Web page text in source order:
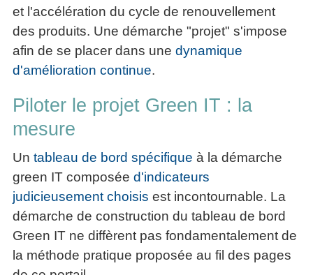
et l'accélération du cycle de renouvellement
des produits. Une démarche "projet" s'impose
afin de se placer dans une dynamique
d'amélioration continue.
Piloter le projet Green IT : la
mesure
Un tableau de bord spécifique à la démarche
green IT composée d'indicateurs
judicieusement choisis est incontournable. La
démarche de construction du tableau de bord
Green IT ne diffèrent pas fondamentalement de
la méthode pratique proposée au fil des pages